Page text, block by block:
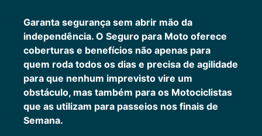
Garanta segurança sem abrir mão da
independência. O Seguro para Moto oferece
coberturas e benefícios não apenas para
quem roda todos os dias e precisa de agilidade
para que nenhum imprevisto vire um
obstáculo, mas também para os Motociclistas
que as utilizam para passeios nos finais de
Semana.